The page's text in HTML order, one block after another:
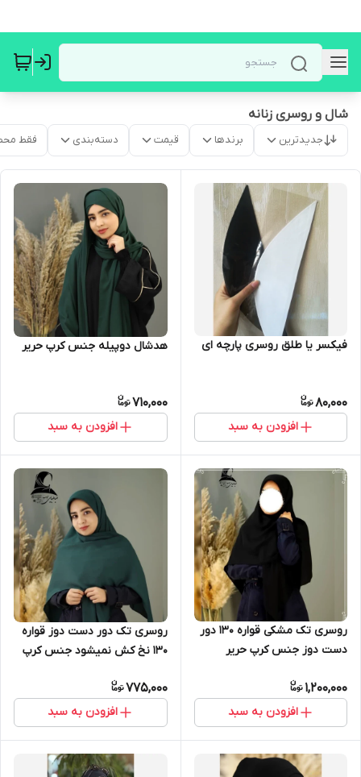
شال و روسری زنانه
جدیدترین برندها قیمت دسته‌بندی فقط
فیکسر یا طلق روسری پارچه ای
80,000
افزودن به سبد
هدشال دوپیله جنس کرپ حریر
710,000
افزودن به سبد
روسری تک مشکی قواره 130 دور
دست دوز جنس کرپ حریر
1,200,000
افزودن به سبد
روسری تک دور دست دوز قواره
130 نخ کش نمیشود جنس کرپ
775,000
افزودن به سبد